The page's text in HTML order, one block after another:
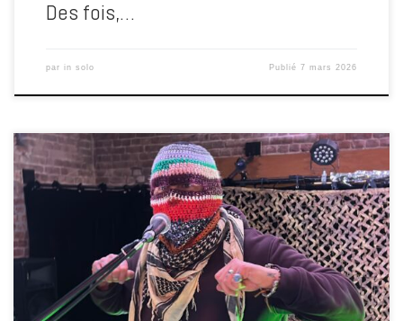
Des fois,…
par in solo Publié7 mars 2026
tu connais le principe ? tout à fond !!! Ces derniers temps, les
images attendent leur tour. C’est le son qui a pris le pouvoir. Le
genre de truc qui te vole des heures sans prévenir, qui te fait lever la
tête et découvrir qu’il est déjà trois heures du […]